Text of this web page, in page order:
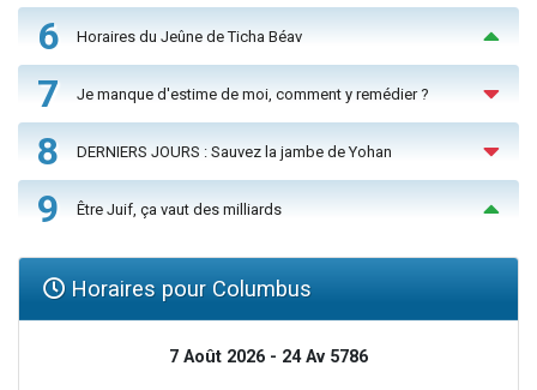
6 Horaires du Jeûne de Ticha Béav
7 Je manque d'estime de moi, comment y remédier ?
8 DERNIERS JOURS : Sauvez la jambe de Yohan
9 Être Juif, ça vaut des milliards
Horaires pour Columbus
7 Août 2026 - 24 Av 5786